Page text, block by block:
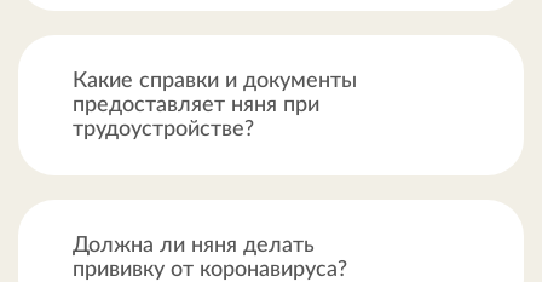
Какие справки и документы
предоставляет няня при
трудоустройстве?
Должна ли няня делать
прививку от коронавируса?